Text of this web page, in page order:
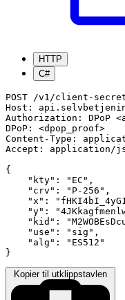
HTTP
C#
POST /v1/client-
Host:
Authorization: DPoP
DPoP: <dpop_proof>
Content-Type:
Accept: application/
{
    "kty": "EC",
    "crv": "P-256",
"x":
"y":
"kid":
    "use": "sig",
    "alg": "ES512"
}
Kopier til utklippstavlen